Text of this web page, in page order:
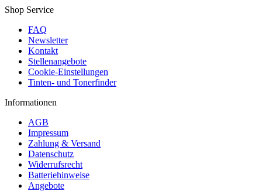
Shop Service
FAQ
Newsletter
Kontakt
Stellenangebote
Cookie-Einstellungen
Tinten- und Tonerfinder
Informationen
AGB
Impressum
Zahlung & Versand
Datenschutz
Widerrufsrecht
Batteriehinweise
Angebote